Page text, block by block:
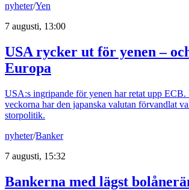
nyheter/Yen
7 augusti, 13:00
USA rycker ut för yenen –
Europa
USA:s ingripande för yenen har retat upp ECB.
veckorna har den japanska valutan förvandlat
storpolitik.
nyheter/Banker
7 augusti, 15:32
Bankerna med lägst